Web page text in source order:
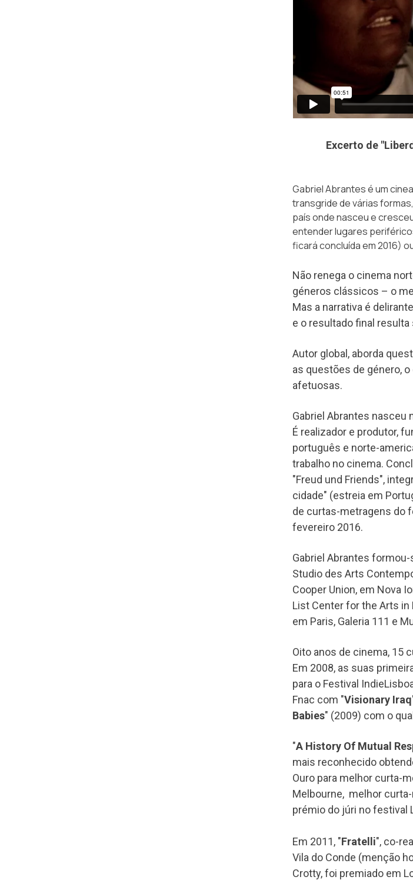
Excerto de
Gabriel Abrantes é um
transgride de várias
país onde nasceu e
entender lugares
ficará concluída em 2016)
Não renega o cinema
géneros clássicos – o
Mas a narrativa é
e o resultado final
Autor global, aborda
as questões de género,
afetuosas.
Gabriel Abrantes nasceu
É realizador e produtor,
português e norte-
trabalho no cinema.
"Freud und Friends",
cidade" (estreia em
de curtas-metragens do
fevereiro 2016.
Gabriel Abrantes
Studio des Arts
Cooper Union, em Nova
List Center for the Arts in
em Paris, Galeria 111 e
Oito anos de cinema, 15
Em 2008, as suas
para o Festival
Fnac com "Visionary Iraq
Babies" (2009) com o
"A History Of Mutual
mais reconhecido
Ouro para melhor curta-
Melbourne, melhor
prémio do júri no festival
Em 2011, "Fratelli", co-
Vila do Conde (menção
Crotty, foi premiado em